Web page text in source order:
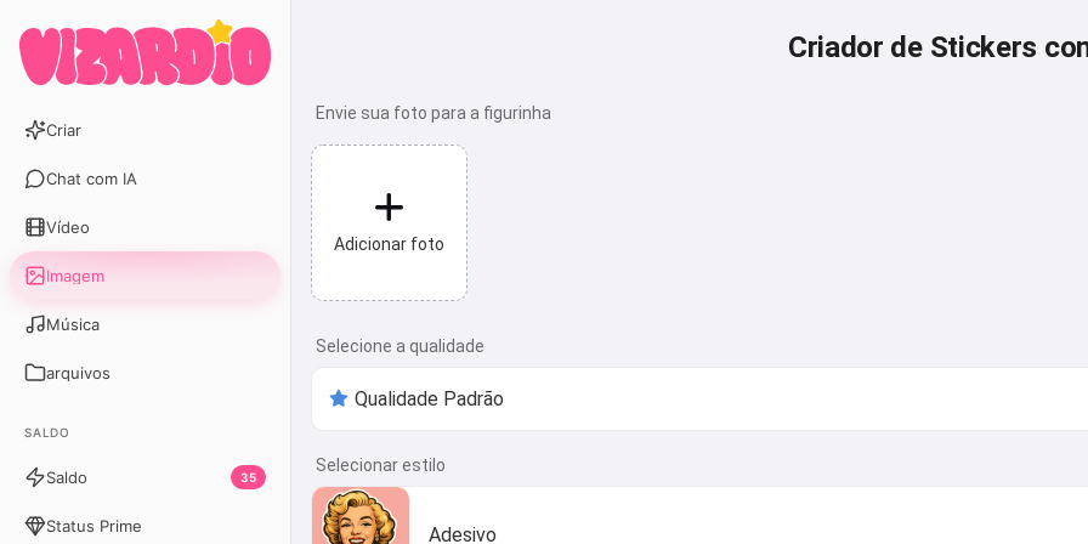
Criar
Chat com IA
Vídeo
Imagem
Música
arquivos
SALDO
Saldo 35
Status Prime
Criador de Stickers
Envie sua foto para a figurinha
Adicionar foto
Selecione a qualidade
Selecionar estilo
Adesivo